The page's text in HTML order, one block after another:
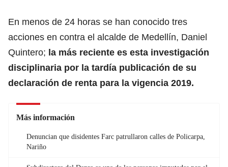
En menos de 24 horas se han conocido tres
acciones en contra el alcalde de Medellín, Daniel
Quintero; la más reciente es esta investigación
disciplinaria por la tardía publicación de su
declaración de renta para la vigencia 2019.
Más información
Denuncian que disidentes Farc patrullaron calles de Policarpa,
Nariño